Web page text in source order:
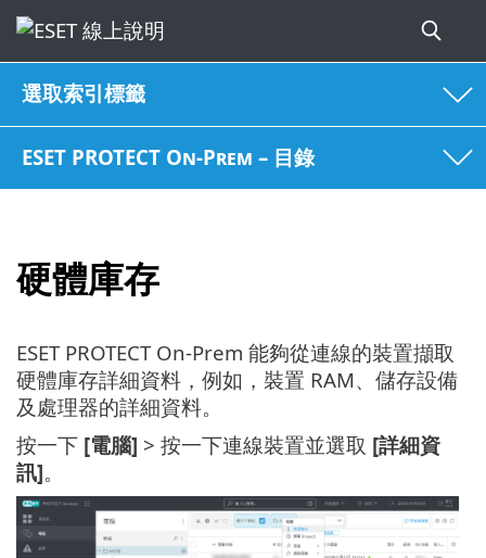
選取索引標籤
ESET PROTECT On-Prem – 目錄
硬體庫存
ESET PROTECT On-Prem 能夠從連線的裝置擷取
硬體庫存詳細資料，例如，裝置 RAM、儲存設備
及處理器的詳細資料。
按一下 [電腦] > 按一下連線裝置並選取 [詳細資
訊]。